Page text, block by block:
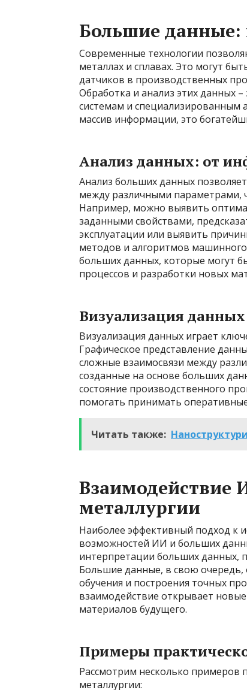
Большие данные:
Современные технологии
металлах и сплавах. Это могут
датчиков в производственных
Обработка и анализ этих данных
системам и специализированным
массив информации, это
Анализ данных: от
Анализ больших данных
между различными параметрами,
Например, можно выявить
заданными свойствами,
эксплуатации или выявить
методов и алгоритмов
больших данных, которые могут
процессов и разработки новых
Визуализация
Визуализация данных играет
Графическое представление
сложные взаимосвязи между
созданные на основе больших
состояние производственного
помогать принимать
Читать также:
Взаимодействие
металлургии
Наиболее эффективный подход к
возможностей ИИ и больших
интерпретации больших данных,
Большие данные, в свою
обучения и построения точных
взаимодействие открывает
материалов будущего.
Примеры
Рассмотрим несколько примеров
металлургии: